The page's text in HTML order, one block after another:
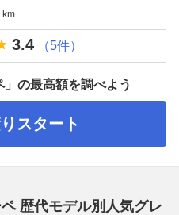
km
3.4 （5件）
の最高額を調べよう
スタート
歴代モデル別人気グレ